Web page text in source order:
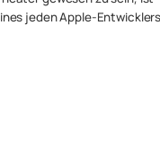
jeden Apple-